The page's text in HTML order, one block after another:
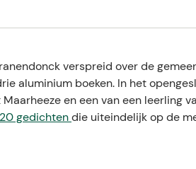
l
verspreid over de
aluminium boeken. In het
en een van een leerling
20 gedichtendie uiteindelijk op de